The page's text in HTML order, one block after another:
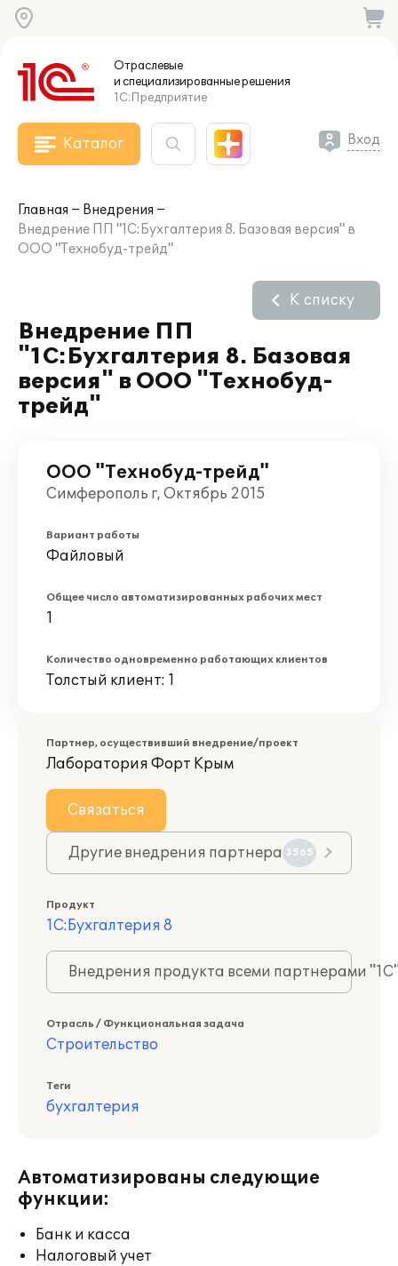
Отраслевые
и специализированныерешения
1С:Предприятие
Каталог Вход
Главная
Внедрения
Внедрение ПП "1С:Бухгалтерия 8. Базовая версия" в
ООО "Технобуд-трейд"
Внедрение ПП
"1С:Бухгалтерия 8. Базовая
версия" в ООО "Технобуд-
трейд"
К списку
ООО "Технобуд-трейд"
Симферополь г, Октябрь 2015
Вариант работы
Файловый
Общее число автоматизированных рабочих мест
1
Количество одновременно работающих клиентов
Толстый клиент: 1
Партнер, осуществивший внедрение/проект
Лаборатория Форт Крым
Связаться
Другие внедрения партнера 3565
Продукт
1С:Бухгалтерия 8
Внедрения продукта всеми партнерами
Отрасль / Функциональная задача
Строительство
Теги
бухгалтерия
Автоматизированы следующие
функции:
Банк и касса
Налоговый учет